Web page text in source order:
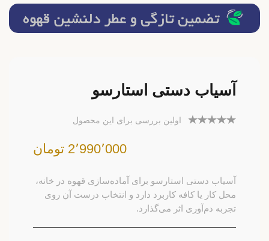
آسیاب دستی استارسو
اولین بررسی برای این محصول
2٬990٬000 تومان
آسیاب دستی استارسو برای آماده‌سازی قهوه در خانه،
محل کار یا کافه کاربرد دارد و انتخاب درست آن روی
تجربه دم‌آوری اثر می‌گذارد.